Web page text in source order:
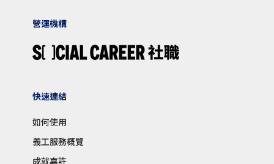
營運機構
快速連結
如何使用
義工服務概覽
成就嘉許